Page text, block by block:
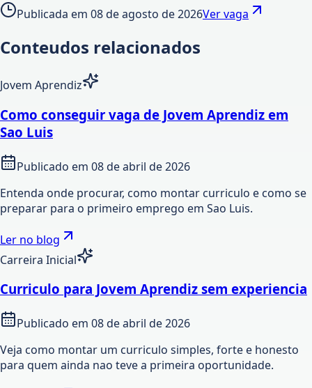
Publicada em 08 de agosto de 2026Ver vaga
Conteudos relacionados
Jovem Aprendiz
Como conseguir vaga de Jovem Aprendiz em
Sao Luis
Publicado em 08 de abril de 2026
Entenda onde procurar, como montar curriculo e como se
preparar para o primeiro emprego em Sao Luis.
Ler no blog
Carreira Inicial
Curriculo para Jovem Aprendiz sem experiencia
Publicado em 08 de abril de 2026
Veja como montar um curriculo simples, forte e honesto
para quem ainda nao teve a primeira oportunidade.